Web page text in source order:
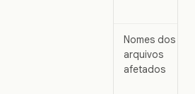
Nomes dos
arquivos
afetados